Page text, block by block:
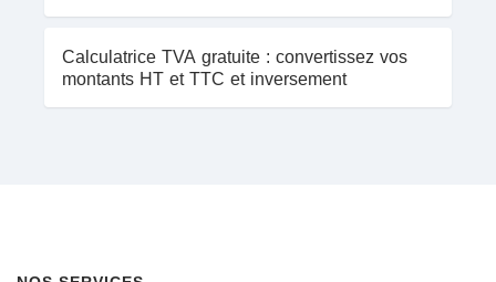
Calculatrice TVA gratuite : convertissez vos
montants HT et TTC et inversement